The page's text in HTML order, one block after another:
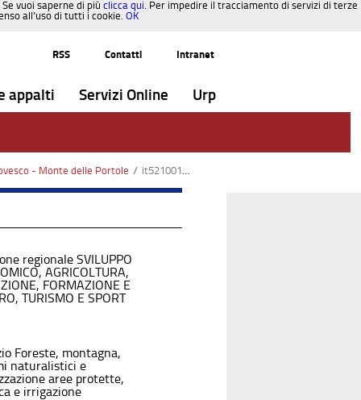
vuoi saperne di più clicca qui. Per impedire il tracciamento di servizi di terze
all’uso di tutti i cookie. OK
RSS Contatti Intranet
appalti Servizi Online Urp
- Monte delle Portole / it5210012-misure.pdf
regionale SVILUPPO
AGRICOLTURA,
FORMAZIONE E
TURISMO E SPORT
Foreste, montagna,
naturalistici e
aree protette,
e irrigazione